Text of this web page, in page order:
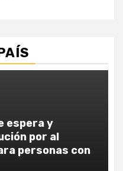
espera y
por al
personas con